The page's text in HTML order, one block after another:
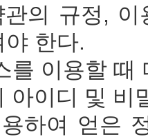
의 규정, 이
한다.
이용할 때
아이디 및 비
하여 얻은